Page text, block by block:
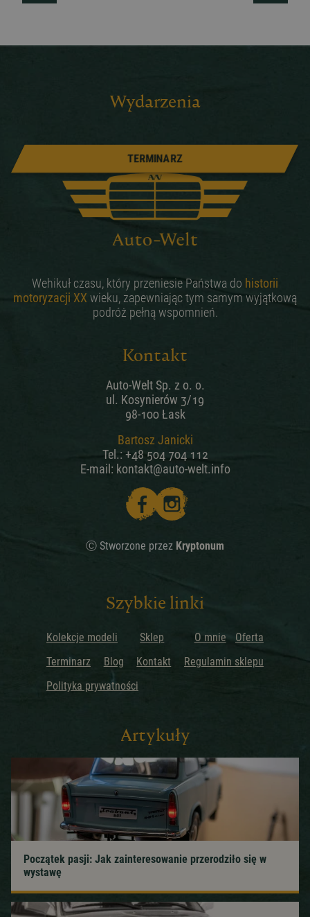
Wehikuł czasu, który przeniesie Państwa do historii
motoryzacji XX wieku, zapewniając tym samym wyjątkową
podróż pełną wspomnień.
Kontakt
Auto-Welt Sp. z o. o.
ul. Kosynierów 3/19
98-100 Łask
Bartosz Janicki
Tel.: +48 504 704 112
E-mail: kontakt@auto-welt.info
Ⓒ Stworzone przez Kryptonum
Szybkie linki
Kolekcje modeli Sklep O mnie
Oferta
Terminarz
Blog Kontakt
Regulamin sklepu
Polityka prywatności
Artykuły
Początek pasji: Jak zainteresowanie przerodziło się w
wystawę
Wydarzenia
TERMINARZ